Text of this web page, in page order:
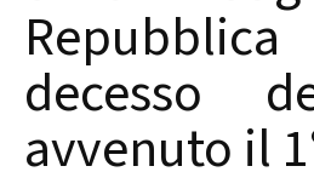
decesso
avvenuto il